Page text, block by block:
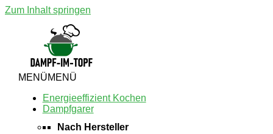
Zum Inhalt springen
MENÜMENÜ
Energieeffizient Kochen
Dampfgarer
Nach Hersteller